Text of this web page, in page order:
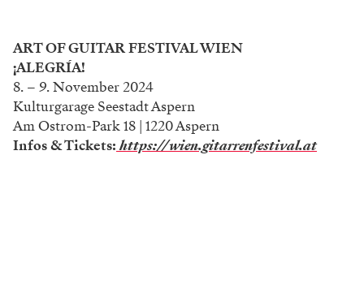
ART OF GUITAR FESTIVAL WIEN
¡ALEGRÍA!
8. – 9. November 2024
Kulturgarage Seestadt Aspern
Am Ostrom-Park 18 | 1220 Aspern
Infos & Tickets: https://wien.gitarrenfestival.at